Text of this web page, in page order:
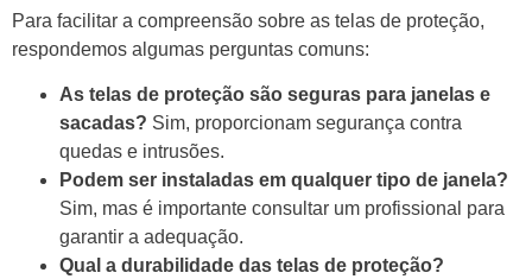
Para facilitar a compreensão sobre as telas de proteção,
respondemos algumas perguntas comuns:
As telas de proteção são seguras para janelas e
sacadas? Sim, proporcionam segurança contra
quedas e intrusões.
Podem ser instaladas em qualquer tipo de janela?
Sim, mas é importante consultar um profissional para
garantir a adequação.
Qual a durabilidade das telas de proteção?